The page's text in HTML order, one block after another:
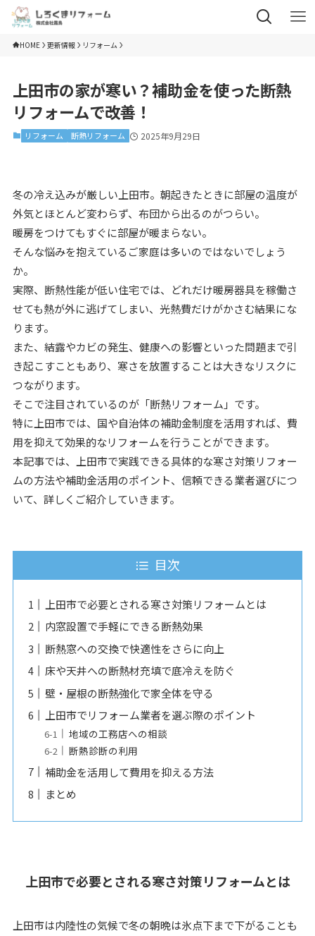
HOME 更新情報 リフォーム
上田市の家が寒い？補助金を使った断熱
リフォームで改善！
リフォーム 断熱リフォーム 2025年9月29日
冬の冷え込みが厳しい上田市。朝起きたときに部屋の温度が
外気とほとんど変わらず、布団から出るのがつらい。
暖房をつけてもすぐに部屋が暖まらない。
そんな悩みを抱えているご家庭は多いのではないでしょう
か。
実際、断熱性能が低い住宅では、どれだけ暖房器具を稼働さ
せても熱が外に逃げてしまい、光熱費だけがかさむ結果にな
ります。
また、結露やカビの発生、健康への影響といった問題まで引
き起こすこともあり、寒さを放置することは大きなリスクに
つながります。
そこで注目されているのが「断熱リフォーム」です。
特に上田市では、国や自治体の補助金制度を活用すれば、費
用を抑えて効果的なリフォームを行うことができます。
本記事では、上田市で実践できる具体的な寒さ対策リフォー
ムの方法や補助金活用のポイント、信頼できる業者選びにつ
いて、詳しくご紹介していきます。
目次
上田市で必要とされる寒さ対策リフォームとは
内窓設置で手軽にできる断熱効果
断熱窓への交換で快適性をさらに向上
床や天井への断熱材充填で底冷えを防ぐ
壁・屋根の断熱強化で家全体を守る
上田市でリフォーム業者を選ぶ際のポイント
地域の工務店への相談
断熱診断の利用
補助金を活用して費用を抑える方法
まとめ
上田市で必要とされる寒さ対策リフォームとは
上田市は内陸性の気候で冬の朝晩は氷点下まで下がることも